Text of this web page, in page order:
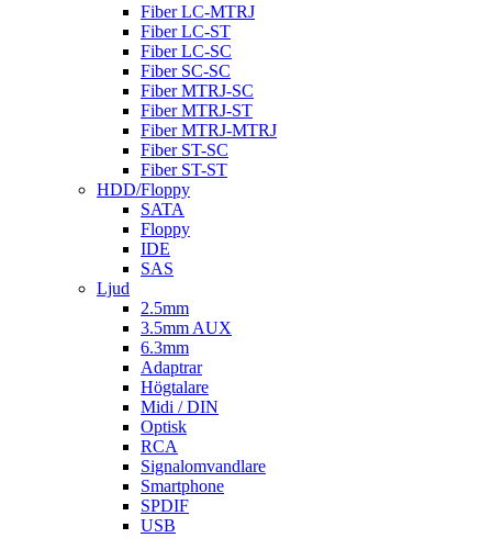
Fiber LC-MTRJ
Fiber LC-ST
Fiber LC-SC
Fiber SC-SC
Fiber MTRJ-SC
Fiber MTRJ-ST
Fiber MTRJ-MTRJ
Fiber ST-SC
Fiber ST-ST
HDD/Floppy
SATA
Floppy
IDE
SAS
Ljud
2.5mm
3.5mm AUX
6.3mm
Adaptrar
Högtalare
Midi / DIN
Optisk
RCA
Signalomvandlare
Smartphone
SPDIF
USB